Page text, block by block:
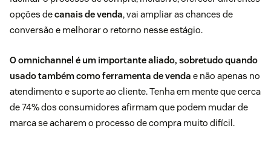
opções decanais de venda, vai ampliar as chances de
conversão e melhorar o retorno nesse estágio.
Oomnichannel é um importante aliado, sobretudo quando
usado também como ferramenta de venda e não apenas no
atendimento e suporte ao cliente. Tenha em mente quecerca
de 74%dos consumidores afirmam que podem mudar de
marca se acharem o processo de compra muito difícil.